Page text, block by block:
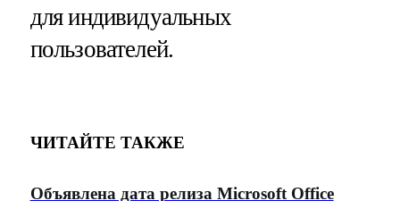
для индивидуальных
пользователей.
ЧИТАЙТЕ ТАКЖЕ
Объявлена дата релиза Microsoft Office